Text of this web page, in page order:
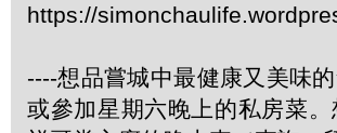
https://
----想品嘗城中最健康又美味
或參加星期六晚上的私房菜